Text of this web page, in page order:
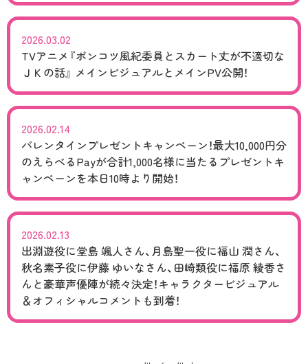
2026.03.02
TVアニメ『ポンコツ風紀委員とスカート丈が不適切な
ＪＫの話』 メインビジュアルとメインPV公開！
2026.02.14
バレンタインプレゼントキャンペーン！最大10,000円分
のえらべるPayが合計1,000名様に当たるプレゼントキ
ャンペーンを本日10時より開始！
2026.02.13
出淵遊役に堂島 颯人さん、月島聖一役に福山 潤さん、
秋名素子役に伊藤 ゆいなさん、田崎類役に福原 綾香さ
んと豪華声優陣が続々決定！キャラクタービジュアル
＆オフィシャルコメントも到着！